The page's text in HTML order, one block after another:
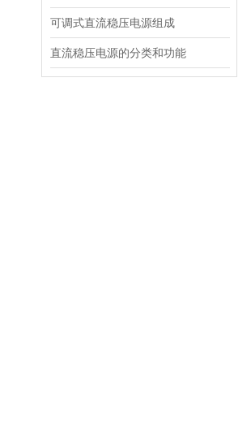
可调式直流稳压电源组成
直流稳压电源的分类和功能